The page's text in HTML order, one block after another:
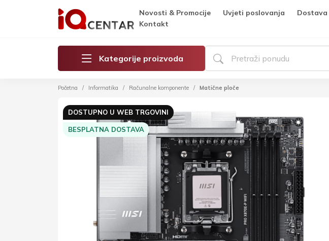
Novosti & Promocije Uvjeti poslovanja Dostava
Kontakt
Kategorije proizvoda
Početna Informatika Računalne komponente Matične ploče
DOSTUPNO U WEB TRGOVINI
BESPLATNA DOSTAVA